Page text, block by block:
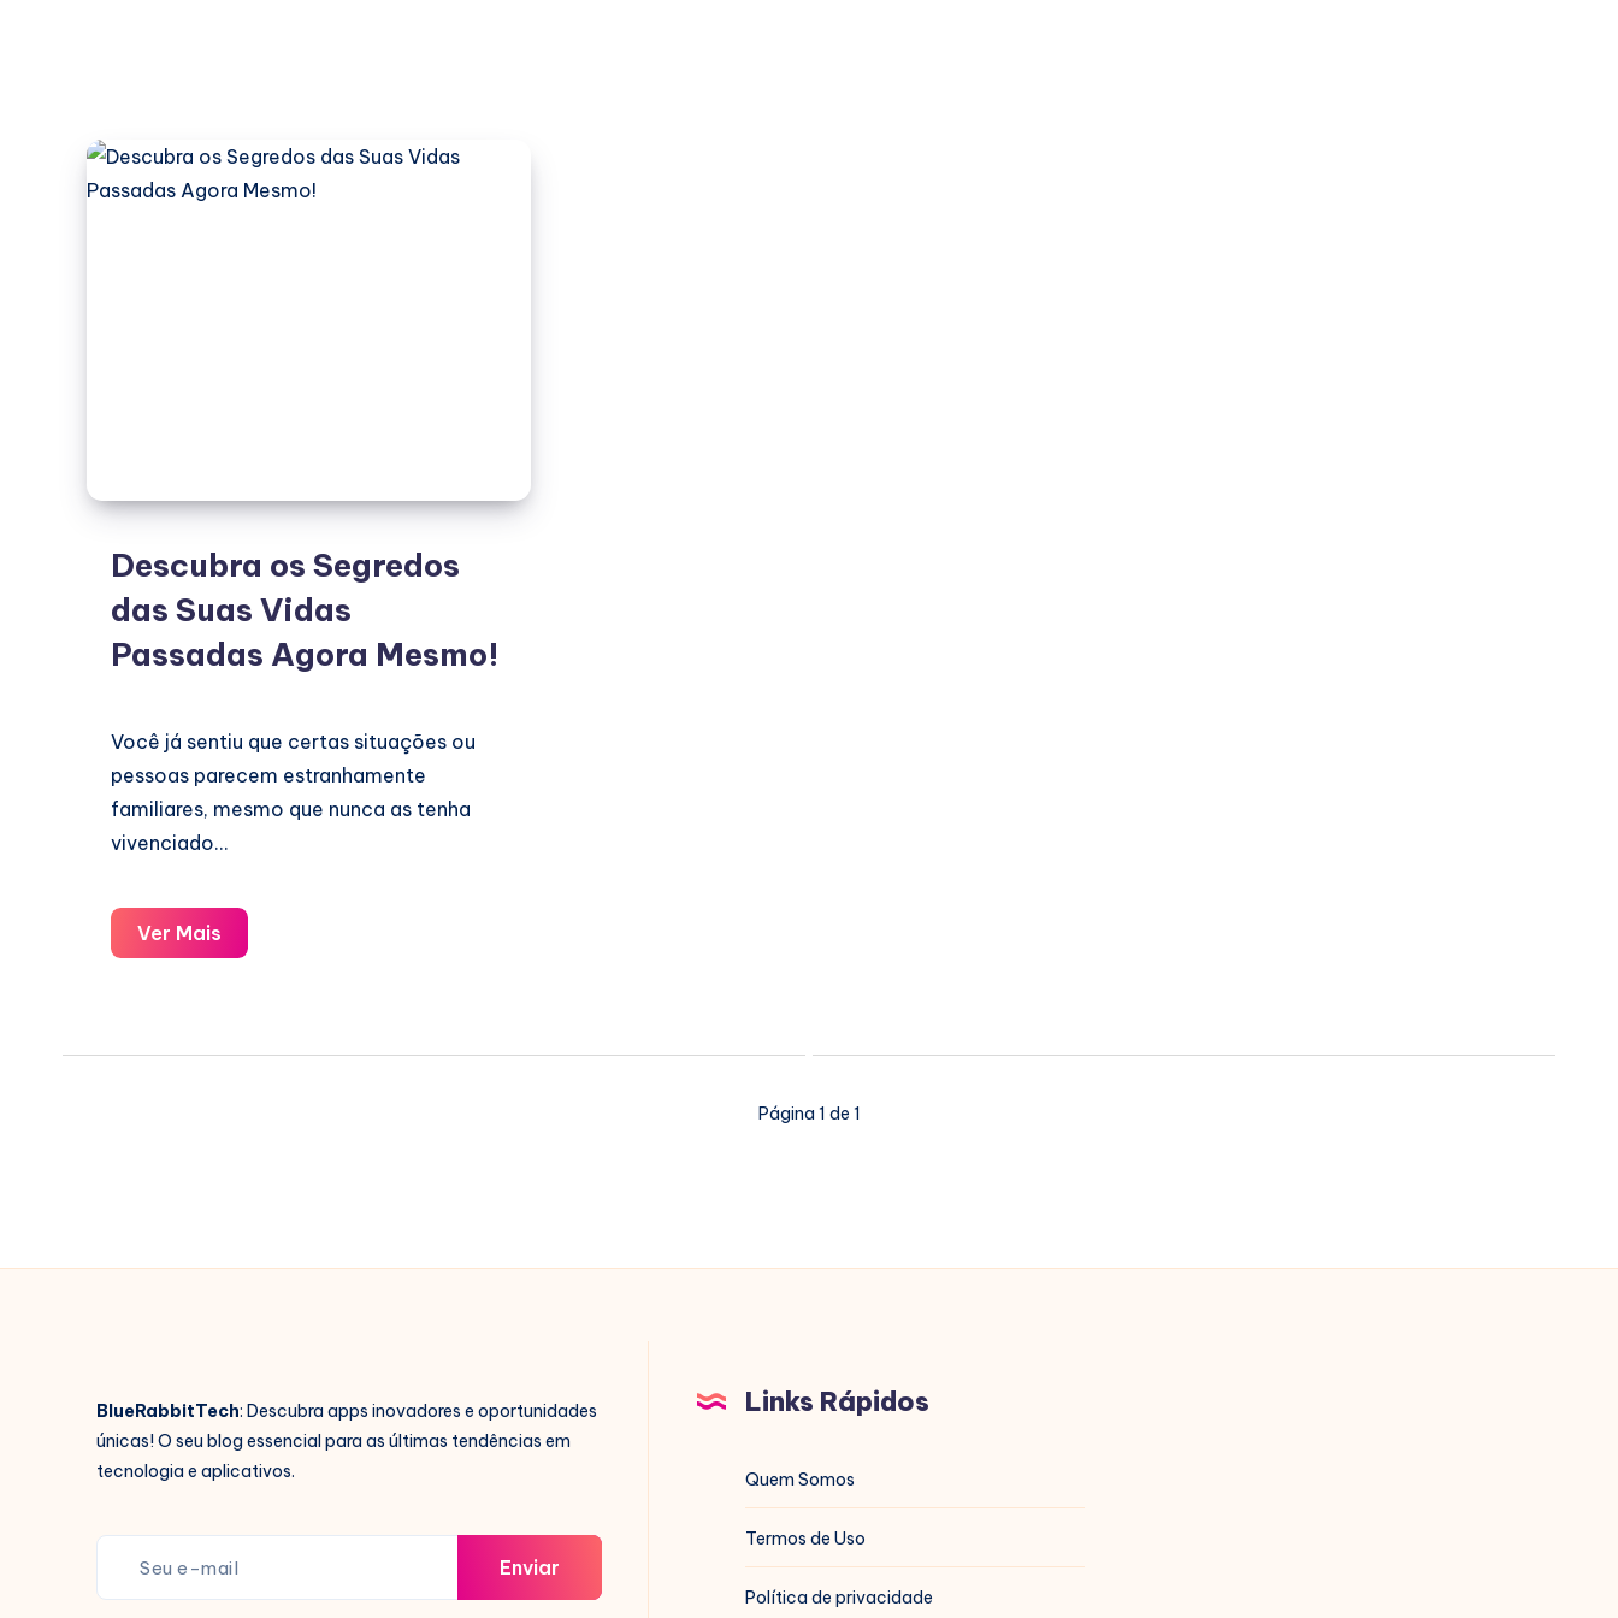
Descubra os Segredos
das Suas Vidas
Passadas Agora Mesmo!
Você já sentiu que certas situações ou
pessoas parecem estranhamente
familiares, mesmo que nunca as tenha
vivenciado…
Ver Mais
os
Página 1 de 1
BlueRabbitTech: Descubra apps inovadores e oportunidades
únicas! O seu blog essencial para as últimas tendências em
tecnologia e aplicativos.
Enviar
Links Rápidos
Quem Somos
Termos de Uso
Política de privacidade